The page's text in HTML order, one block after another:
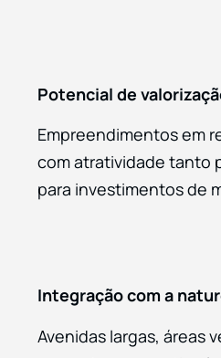
Potencial de
Empreendimentos em
com atratividade tanto
para investimentos de
Integração com a
Avenidas largas, áreas